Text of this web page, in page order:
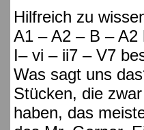
Hilfreich zu
A1 – A2 – B –
I– vi – ii7 – V7
Was sagt uns
Stücken, die
haben, das